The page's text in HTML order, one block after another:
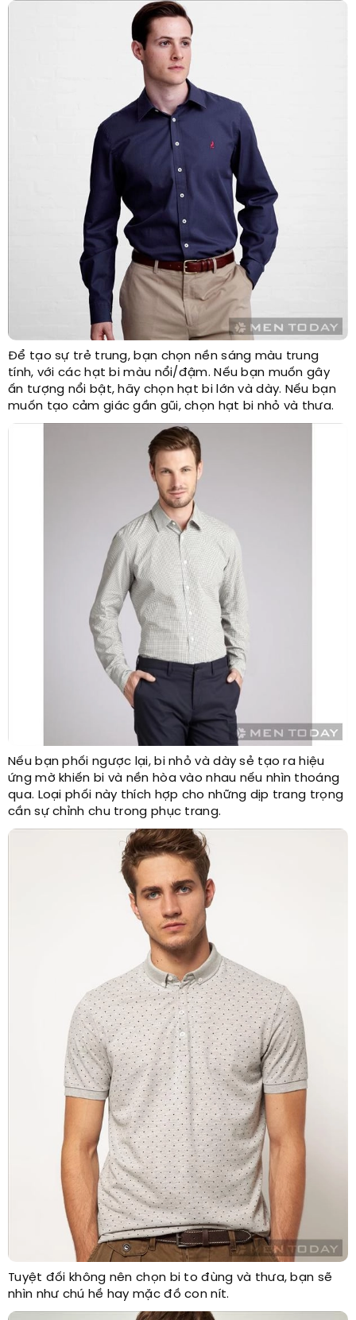
Để tạo sự trẻ trung, bạn chọn nền sáng màu trung
tính, với các hạt bi màu nổi/đậm. Nếu bạn muốn gây
ấn tượng nổi bật, hãy chọn hạt bi lớn và dày. Nếu bạn
muốn tạo cảm giác gần gũi, chọn hạt bi nhỏ và thưa.
Nếu bạn phối ngược lại, bi nhỏ và dày sẻ tạo ra hiệu
ứng mờ khiến bi và nền hòa vào nhau nếu nhìn thoáng
qua. Loại phối này thích hợp cho những dịp trang trọng
cần sự chỉnh chu trong phục trang.
Tuyệt đối không nên chọn bi to đùng và thưa, bạn sẽ
nhìn như chú hề hay mặc đồ con nít.